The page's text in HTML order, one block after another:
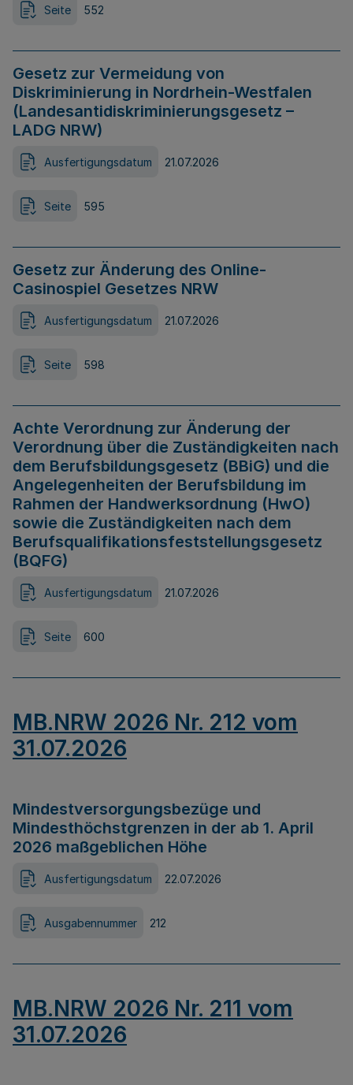
Seite 552
Gesetz zur Vermeidung von
Diskriminierung in Nordrhein-Westfalen
(Landesantidiskriminierungsgesetz –
LADG NRW)
Ausfertigungsdatum 21.07.2026
Seite 595
Gesetz zur Änderung des Online-
Casinospiel Gesetzes NRW
Ausfertigungsdatum 21.07.2026
Seite 598
Achte Verordnung zur Änderung der
Verordnung über die Zuständigkeiten nach
dem Berufsbildungsgesetz (BBiG) und die
Angelegenheiten der Berufsbildung im
Rahmen der Handwerksordnung (HwO)
sowie die Zuständigkeiten nach dem
Berufsqualifikationsfeststellungsgesetz
(BQFG)
Ausfertigungsdatum 21.07.2026
Seite 600
MB.NRW 2026 Nr. 212 vom
31.07.2026
Mindestversorgungsbezüge und
Mindesthöchstgrenzen in der ab 1. April
2026 maßgeblichen Höhe
Ausfertigungsdatum 22.07.2026
Ausgabennummer 212
MB.NRW 2026 Nr. 211 vom
31.07.2026